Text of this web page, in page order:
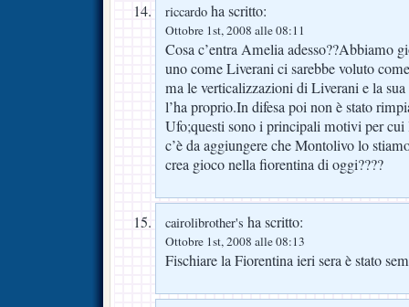
riccardo ha scritto:
Ottobre 1st, 2008 alle 08:11
Cosa c’entra Amelia adesso??Abbiamo
uno come Liverani ci sarebbe voluto
ma le verticalizzazioni di Liverani e la
l’ha proprio.In difesa poi non è stato
Ufo;questi sono i principali motivi per
c’è da aggiungere che Montolivo lo
crea gioco nella fiorentina di oggi????
cairolibrother's ha scritto:
Ottobre 1st, 2008 alle 08:13
Fischiare la Fiorentina ieri sera è stato